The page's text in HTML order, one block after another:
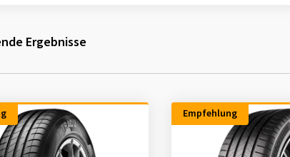
Ergebnisse
Empfehlung